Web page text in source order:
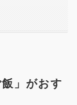
」がおす